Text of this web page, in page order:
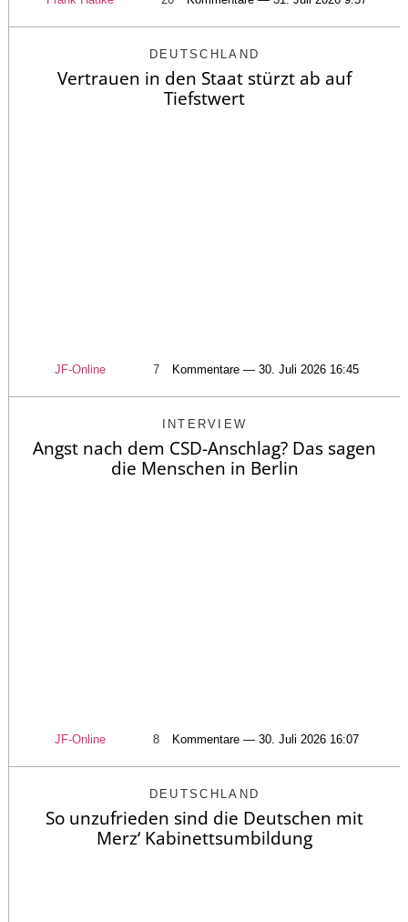
DEUTSCHLAND
Vertrauen in den Staat stürzt ab auf
Tiefstwert
JF-Online 7 Kommentare — 30. Juli 2026 16:45
INTERVIEW
Angst nach dem CSD-Anschlag? Das sagen
die Menschen in Berlin
JF-Online 8 Kommentare — 30. Juli 2026 16:07
DEUTSCHLAND
So unzufrieden sind die Deutschen mit
Merz‘ Kabinettsumbildung